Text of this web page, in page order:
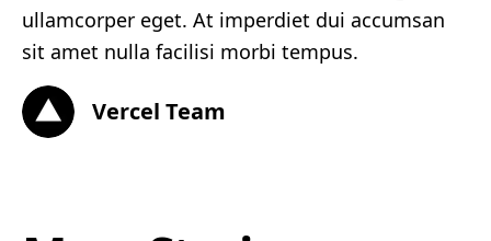
ullamcorper eget. At imperdiet dui accumsan
sit amet nulla facilisi morbi tempus.
Vercel Team